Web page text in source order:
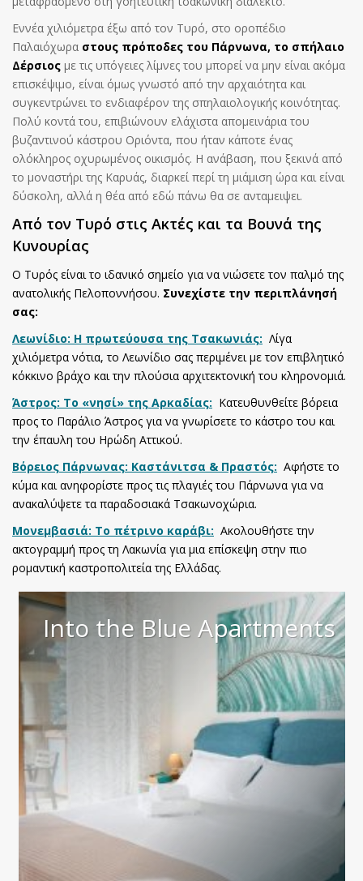
Εννέα χιλιόμετρα έξω από τον Τυρό, στο οροπέδιο
Παλαιόχωρα στους πρόποδες του Πάρνωνα, το σπήλαιο
Δέρσιος με τις υπόγειες λίμνες του μπορεί να μην είναι ακόμα
επισκέψιμο, είναι όμως γνωστό από την αρχαιότητα και
συγκεντρώνει το ενδιαφέρον της σπηλαιολογικής κοινότητας.
Πολύ κοντά του, επιβιώνουν ελάχιστα απομεινάρια του
βυζαντινού κάστρου Οριόντα, που ήταν κάποτε ένας
ολόκληρος οχυρωμένος οικισμός. Η ανάβαση, που ξεκινά από
το μοναστήρι της Καρυάς, διαρκεί περί τη μιάμιση ώρα και είναι
δύσκολη, αλλά η θέα από εδώ πάνω θα σε ανταμειψει.
Από τον Τυρό στις Ακτές και τα Βουνά της
Κυνουρίας
Ο Τυρός είναι το ιδανικό σημείο για να νιώσετε τον παλμό της
ανατολικής Πελοποννήσου. Συνεχίστε την περιπλάνησή
σας:
Λεωνίδιο: Η πρωτεύουσα της Τσακωνιάς: Λίγα
χιλιόμετρα νότια, το Λεωνίδιο σας περιμένει με τον επιβλητικό
κόκκινο βράχο και την πλούσια αρχιτεκτονική του κληρονομιά.
Άστρος: Το «νησί» της Αρκαδίας: Κατευθυνθείτε βόρεια
προς το Παράλιο Άστρος για να γνωρίσετε το κάστρο του και
την έπαυλη του Ηρώδη Αττικού.
Βόρειος Πάρνωνας: Καστάνιτσα & Πραστός: Αφήστε το
κύμα και ανηφορίστε προς τις πλαγιές του Πάρνωνα για να
ανακαλύψετε τα παραδοσιακά Τσακωνοχώρια.
Μονεμβασιά: Το πέτρινο καράβι: Ακολουθήστε την
ακτογραμμή προς τη Λακωνία για μια επίσκεψη στην πιο
ρομαντική καστροπολιτεία της Ελλάδας.
Into the Blue Apartments